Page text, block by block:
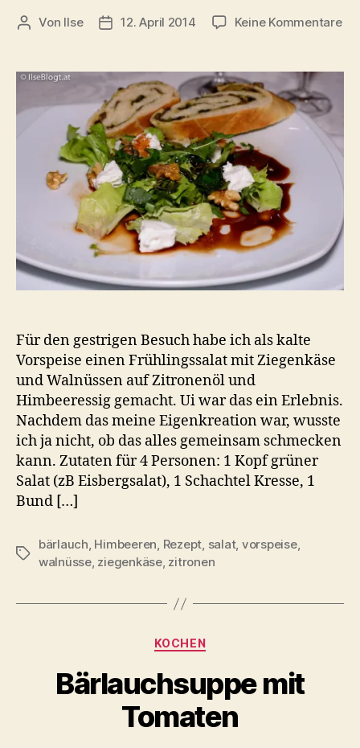
Beitragsautor
Von Ilse Beitragsdatum
12. April 2014 Keine Kommentarezu
Für den gestrigen Besuch habe ich als kalte
Vorspeise einen Frühlingssalat mit Ziegenkäse
und Walnüssen auf Zitronenöl und
Himbeeressig gemacht. Ui war das ein Erlebnis.
Nachdem das meine Eigenkreation war, wusste
ich ja nicht, ob das alles gemeinsam schmecken
kann. Zutaten für 4 Personen: 1 Kopf grüner
Salat (zB Eisbergsalat), 1 Schachtel Kresse, 1
Bund […]
Schlagwörter
bärlauch, Himbeeren, Rezept, salat, vorspeise,
walnüsse, ziegenkäse, zitronen
Kategorien
KOCHEN
Bärlauchsuppe mit
Tomaten